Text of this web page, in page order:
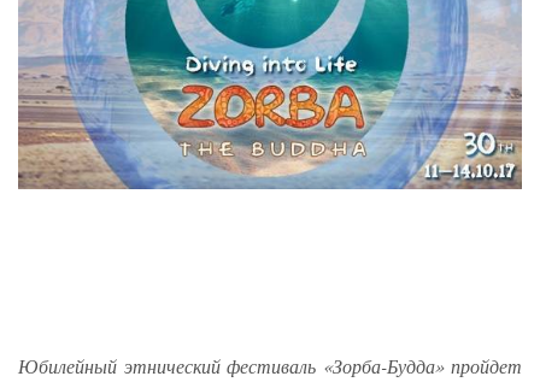
Юбилейный этнический фестиваль «Зорба-Будда» пройдет